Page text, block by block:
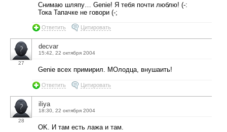
Снимаю шляпу… Genie! Я тебя почти люблю! (-:
Тока Тапачке не говори (-;
Ответить Цитировать
27
decvar
15:42, 22 октября 2004
Genie всех примирил. МОлодца, внушаить!
Ответить Цитировать
28
iliya
18:30, 22 октября 2004
OK. И там есть лажа и там.